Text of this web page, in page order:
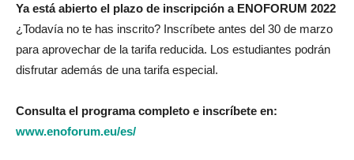
Ya está abierto el plazo de inscripción a ENOFORUM 2022
¿Todavía no te has inscrito? Inscríbete antes del 30 de marzo
para aprovechar de la tarifa reducida. Los estudiantes podrán
disfrutar además de una tarifa especial.
Consulta el programa completo e inscríbete en:
www.enoforum.eu/es/